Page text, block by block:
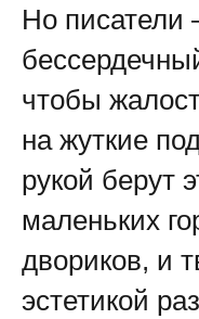
Но писатели
чтобы
на жуткие
рукой берут
маленьких
двориков, и
эстетикой